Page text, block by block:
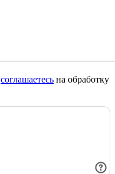
соглашаетесь на обработку